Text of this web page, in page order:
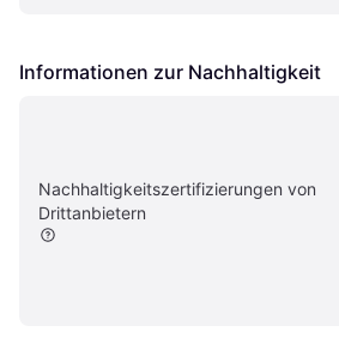
Informationen zur Nachhaltigkeit
Nachhaltigkeitszertifizierungen von
Drittanbietern